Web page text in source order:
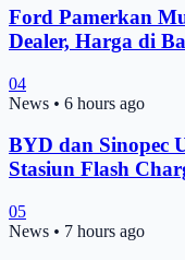
Ford Pamerkan
Dealer, Harga di
04
News • 6 hours ago
BYD dan Sinopec
Stasiun Flash
05
News • 7 hours ago